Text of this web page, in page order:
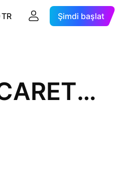
TR Şimdi başlat
KARTONSAN KARTON SANAYİ VE TİCARET A.Ş.